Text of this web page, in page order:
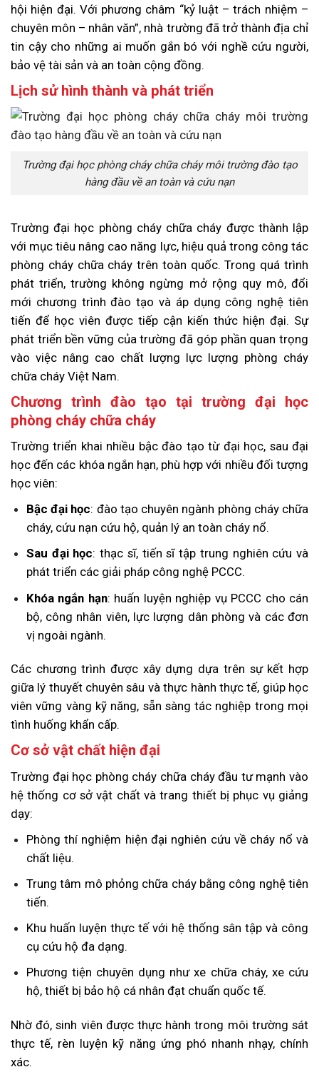
hội hiện đại. Với phương châm “kỷ luật – trách nhiệm –
chuyên môn – nhân văn”, nhà trường đã trở thành địa chỉ
tin cậy cho những ai muốn gắn bó với nghề cứu người,
bảo vệ tài sản và an toàn cộng đồng.
Lịch sử hình thành và phát triển
Trường đại học phòng cháy chữa cháy môi trường đào tạo
hàng đầu về an toàn và cứu nạn
Trường đại học phòng cháy chữa cháy được thành lập
với mục tiêu nâng cao năng lực, hiệu quả trong công tác
phòng cháy chữa cháy trên toàn quốc. Trong quá trình
phát triển, trường không ngừng mở rộng quy mô, đổi
mới chương trình đào tạo và áp dụng công nghệ tiên
tiến để học viên được tiếp cận kiến thức hiện đại. Sự
phát triển bền vững của trường đã góp phần quan trọng
vào việc nâng cao chất lượng lực lượng phòng cháy
chữa cháy Việt Nam.
Chương trình đào tạo tại trường đại học
phòng cháy chữa cháy
Trường triển khai nhiều bậc đào tạo từ đại học, sau đại
học đến các khóa ngắn hạn, phù hợp với nhiều đối tượng
học viên:
Bậc đại học: đào tạo chuyên ngành phòng cháy chữa
cháy, cứu nạn cứu hộ, quản lý an toàn cháy nổ.
Sau đại học: thạc sĩ, tiến sĩ tập trung nghiên cứu và
phát triển các giải pháp công nghệ PCCC.
Khóa ngắn hạn: huấn luyện nghiệp vụ PCCC cho cán
bộ, công nhân viên, lực lượng dân phòng và các đơn
vị ngoài ngành.
Các chương trình được xây dựng dựa trên sự kết hợp
giữa lý thuyết chuyên sâu và thực hành thực tế, giúp học
viên vững vàng kỹ năng, sẵn sàng tác nghiệp trong mọi
tình huống khẩn cấp.
Cơ sở vật chất hiện đại
Trường đại học phòng cháy chữa cháy đầu tư mạnh vào
hệ thống cơ sở vật chất và trang thiết bị phục vụ giảng
dạy:
Phòng thí nghiệm hiện đại nghiên cứu về cháy nổ và
chất liệu.
Trung tâm mô phỏng chữa cháy bằng công nghệ tiên
tiến.
Khu huấn luyện thực tế với hệ thống sân tập và công
cụ cứu hộ đa dạng.
Phương tiện chuyên dụng như xe chữa cháy, xe cứu
hộ, thiết bị bảo hộ cá nhân đạt chuẩn quốc tế.
Nhờ đó, sinh viên được thực hành trong môi trường sát
thực tế, rèn luyện kỹ năng ứng phó nhanh nhạy, chính
xác.